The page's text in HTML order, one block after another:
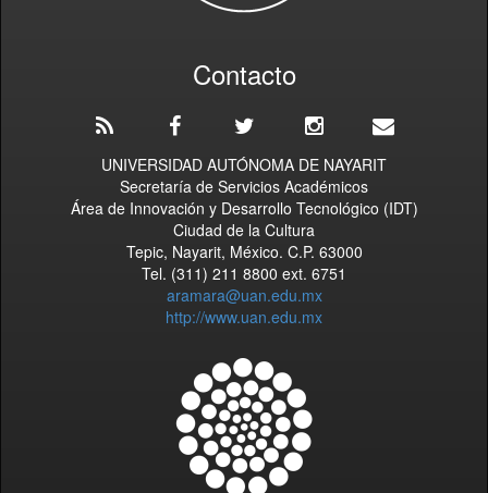
Contacto
UNIVERSIDAD AUTÓNOMA DE NAYARIT
Secretaría de Servicios Académicos
Área de Innovación y Desarrollo Tecnológico (IDT)
Ciudad de la Cultura
Tepic, Nayarit, México. C.P. 63000
Tel. (311) 211 8800 ext. 6751
aramara@uan.edu.mx
http://www.uan.edu.mx